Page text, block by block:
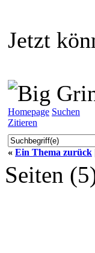
Jetzt
Homepage Suchen
Zitieren
« Ein Thema zurück
Seiten